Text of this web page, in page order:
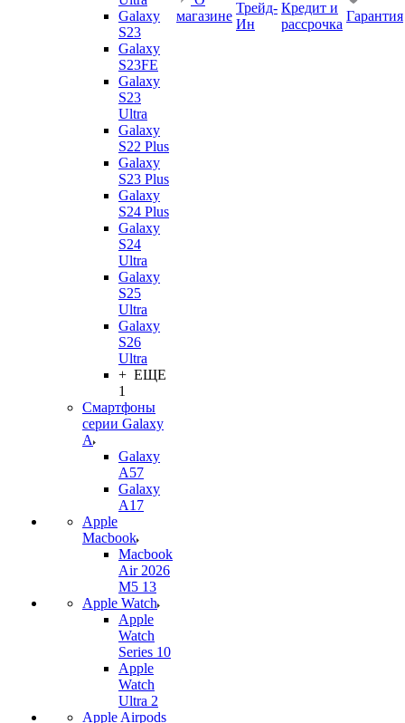
Galaxy
S23
Galaxy
S23FE
Galaxy
S23
Ultra
Galaxy
S22 Plus
Galaxy
S23 Plus
Galaxy
S24 Plus
Galaxy
S24
Ultra
Galaxy
S25
Ultra
Galaxy
S26
Ultra
+ ЕЩЕ
1
Смартфоны
серии Galaxy
A
Galaxy
A57
Galaxy
A17
Apple
Macbook
Macbook
Air 2026
M5 13
Apple Watch
Apple
Watch
Series 10
Apple
Watch
Ultra 2
Apple Airpods
магазине
Трейд-
Ин
Кредит и
рассрочка
Гарантия